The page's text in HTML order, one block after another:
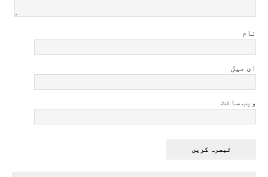
نام
ای میل
ویب سائٹ